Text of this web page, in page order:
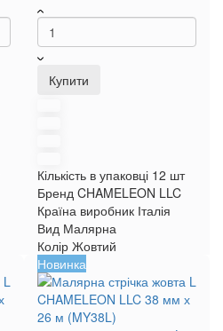
Купити
Кількість в упаковці 12 шт
Бренд CHAMELEON LLC
Країна виробник Італія
Вид Малярна
Колір Жовтий
Новинка